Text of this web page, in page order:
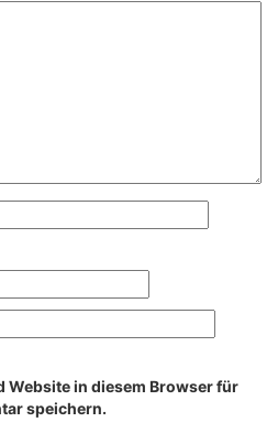
Website in diesem Browser für
speichern.